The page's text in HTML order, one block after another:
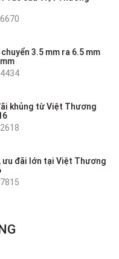
3.5 mm ra 6.5 mm
khủng từ Việt Thương
ưu đãi lớn tại Việt Thương